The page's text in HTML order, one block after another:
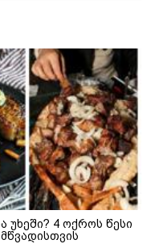
4 ოქროს წესი